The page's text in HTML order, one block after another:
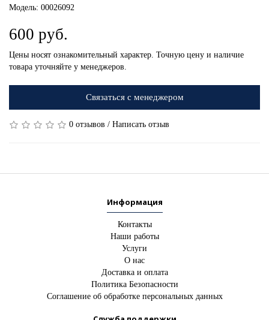
Модель: 00026092
600 руб.
Цены носят ознакомительный характер. Точную цену и наличие
товара уточняйте у менеджеров.
Связаться с менеджером
0 отзывов / Написать отзыв
Информация
Контакты
Наши работы
Услуги
О нас
Доставка и оплата
Политика Безопасности
Соглашение об обработке персональных данных